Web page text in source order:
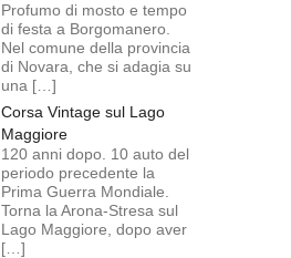
Profumo di mosto e tempo
di festa a Borgomanero.
Nel comune della provincia
di Novara, che si adagia su
una […]
Corsa Vintage sul Lago
Maggiore
120 anni dopo. 10 auto del
periodo precedente la
Prima Guerra Mondiale.
Torna la Arona-Stresa sul
Lago Maggiore, dopo aver
[…]